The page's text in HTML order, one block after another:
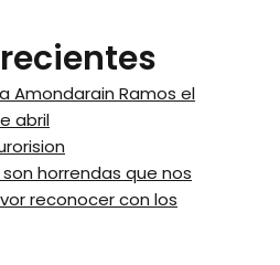
Amondarain Ramos el
abril
horrendas que nos
reconocer con los